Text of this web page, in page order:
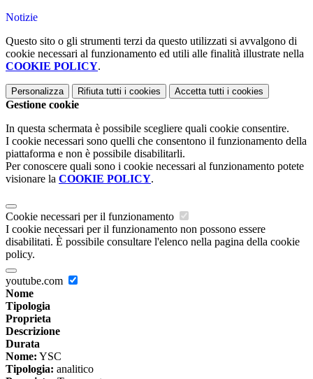
Notizie
Questo sito o gli strumenti terzi da questo utilizzati si avvalgono di
cookie necessari al funzionamento ed utili alle finalità illustrate nella
COOKIE POLICY.
Personalizza Rifiuta tutti i cookies Accetta tutti i cookies
Gestione cookie
In questa schermata è possibile scegliere quali cookie consentire.
I cookie necessari sono quelli che consentono il funzionamento della
piattaforma e non è possibile disabilitarli.
Per conoscere quali sono i cookie necessari al funzionamento potete
visionare la COOKIE POLICY.
Cookie necessari per il funzionamento
I cookie necessari per il funzionamento non possono essere
disabilitati. È possibile consultare l'elenco nella pagina della cookie
policy.
youtube.com
Nome
Tipologia
Proprieta
Descrizione
Durata
Nome: YSC
Tipologia: analitico